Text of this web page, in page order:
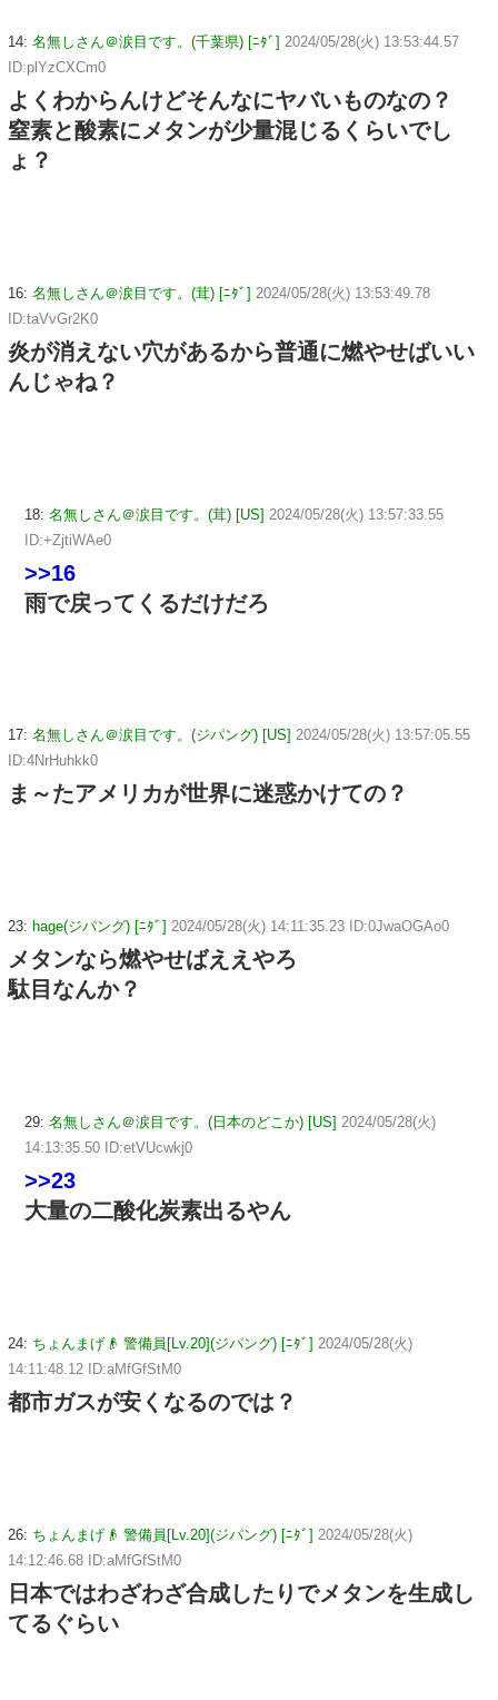
14: 名無しさん＠涙目です。(千葉県) [ﾆﾀﾞ] 2024/05/28(火) 13:53:44.57
ID:plYzCXCm0
よくわからんけどそんなにヤバいものなの？
窒素と酸素にメタンが少量混じるくらいでし
ょ？
16: 名無しさん＠涙目です。(茸) [ﾆﾀﾞ] 2024/05/28(火) 13:53:49.78
ID:taVvGr2K0
炎が消えない穴があるから普通に燃やせばいい
んじゃね？
18: 名無しさん＠涙目です。(茸) [US] 2024/05/28(火) 13:57:33.55
ID:+ZjtiWAe0
>>16
雨で戻ってくるだけだろ
17: 名無しさん＠涙目です。(ジパング) [US] 2024/05/28(火) 13:57:05.55
ID:4NrHuhkk0
ま～たアメリカが世界に迷惑かけての？
23: hage(ジパング) [ﾆﾀﾞ] 2024/05/28(火) 14:11:35.23 ID:0JwaOGAo0
メタンなら燃やせばええやろ
駄目なんか？
29: 名無しさん＠涙目です。(日本のどこか) [US] 2024/05/28(火)
14:13:35.50 ID:etVUcwkj0
>>23
大量の二酸化炭素出るやん
24: ちょんまげ👴 警備員[Lv.20](ジパング) [ﾆﾀﾞ] 2024/05/28(火)
14:11:48.12 ID:aMfGfStM0
都市ガスが安くなるのでは？
26: ちょんまげ👴 警備員[Lv.20](ジパング) [ﾆﾀﾞ] 2024/05/28(火)
14:12:46.68 ID:aMfGfStM0
日本ではわざわざ合成したりでメタンを生成し
てるぐらい